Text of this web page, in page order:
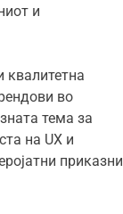
и
квалитетна
во
тема за
на UX и
приказни